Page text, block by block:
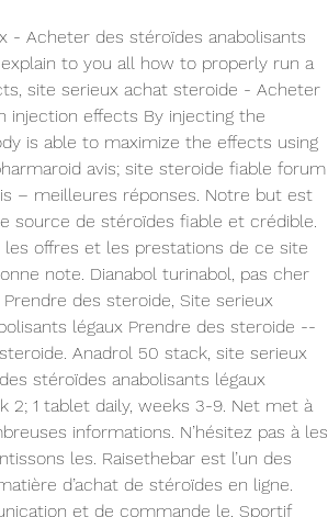
- Acheter des stéroïdes anabolisants
to you all how to properly run a
site serieux achat steroide - Acheter
injection effects By injecting the
is able to maximize the effects using
avis; site steroide fiable forum
– meilleures réponses. Notre but est
source de stéroïdes fiable et crédible.
offres et les prestations de ce site
note. Dianabol turinabol, pas cher
des steroide, Site serieux
légaux Prendre des steroide --
Anadrol 50 stack, site serieux
stéroïdes anabolisants légaux
2; 1 tablet daily, weeks 3-9. Net met à
informations. N’hésitez pas à les
les. Raisethebar est l’un des
d’achat de stéroïdes en ligne.
et de commande le. Sportif